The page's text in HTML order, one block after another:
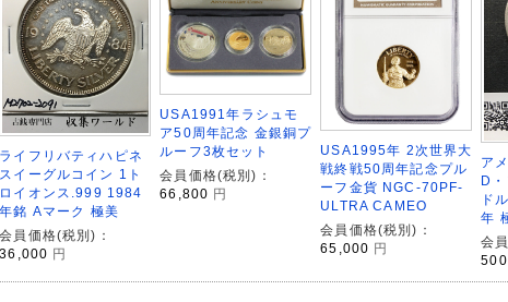
ライフリバティハピネ
スイーグルコイン 1ト
ロイオンス.999 1984
年銘 Aマーク 極美
会員価格(税別)：
36,000 円
USA1991年ラシュモ
ア50周年記念 金銀銅プ
ルーフ3枚セット
会員価格(税別)：
66,800 円
USA1995年 2次世界大
戦終戦50周年記念プル
ーフ金貨 NGC-70PF-
ULTRA CAMEO
会員価格(税別)：
65,000 円
ア
D
ド
年
会
500